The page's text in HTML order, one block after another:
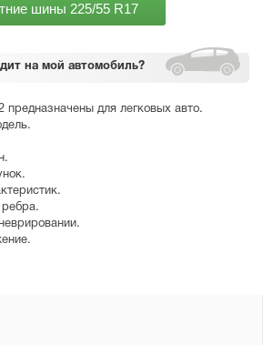
на мой автомобиль?
для легковых авто.
шины 225/55 R17